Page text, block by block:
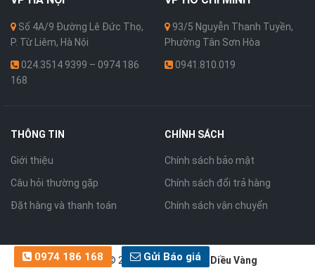
Số 4A/9 Đường Lê Đức Thọ,
P. Từ Liêm, Hà Nội
024.3514 9399 – 0974 186
168
93/5 Nguyễn Thanh Tuyền,
Phường Tân Sơn Hòa
0941.810.019
THÔNG TIN
Giới thiệu
Câu hỏi thường gặp
Đặt hàng và thanh toán
CHÍNH SÁCH
Chính sách bảo mật
Chính sách đổi trả hàng
Chính sách vận chuyển
Bản quyền © 2026 thuộc về Cánh Diều Vàng
0974 186 168 Gửi Báo giá